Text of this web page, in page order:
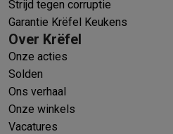
Strijd tegen corruptie
Garantie Krëfel Keukens
Over Krëfel
Onze acties
Solden
Ons verhaal
Onze winkels
Vacatures